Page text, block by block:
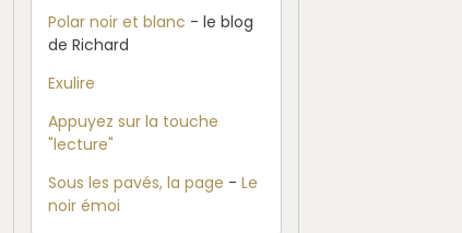
Polar noir et blanc - le blog
de Richard
Exulire
Appuyez sur la touche
"lecture"
Sous les pavés, la page -Le
noir émoi